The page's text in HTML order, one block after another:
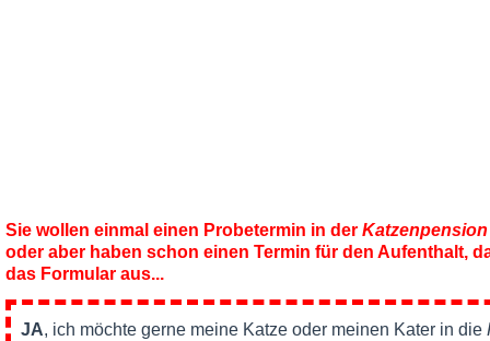
Sie wollen einmal einen Probetermin in der
oder aber haben schon einen Termin für den Aufenthalt,
das Formular aus...
JA, ich möchte gerne meine Katze oder meinen Kater in die